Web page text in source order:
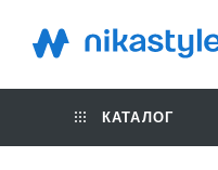
КАТАЛОГ